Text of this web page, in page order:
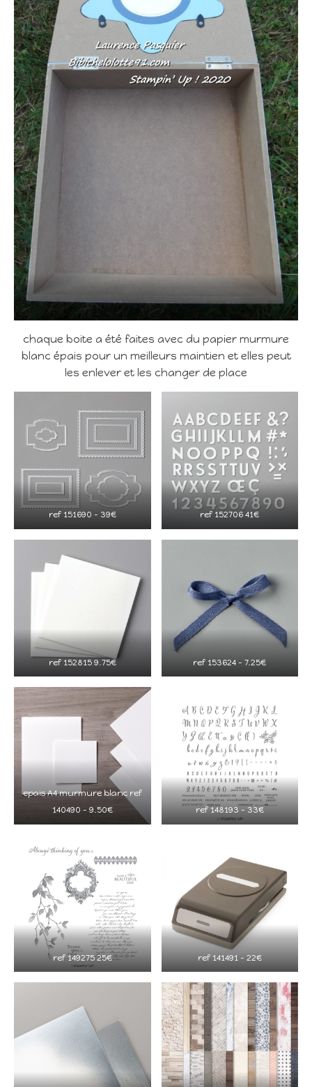
chaque boite a été faites avec du papier murmure
blanc épais pour un meilleurs maintien et elles peut
les enlever et les changer de place
ref 151690 – 39€ ref 152706 41€
ref 152815 9.75€ ref 153624 – 7.25€
epais A4 murmure blanc ref
140490 – 9.50€
ref 148193 – 33€
ref 149275 25€ ref 141491 – 22€